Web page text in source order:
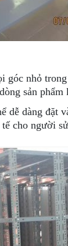
nhỏ
sản phẩm
dễ dàng đặt
cho người